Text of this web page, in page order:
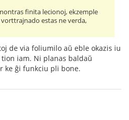
finita lecionoj, ekzemple
estas ne verda,
de via foliumilo aŭ eble okazis iu
iam. Ni planas baldaŭ
ke ĝi funkciu pli bone.